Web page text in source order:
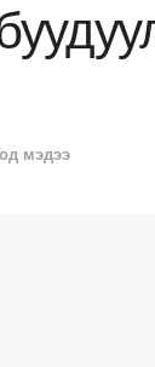
мэдээ